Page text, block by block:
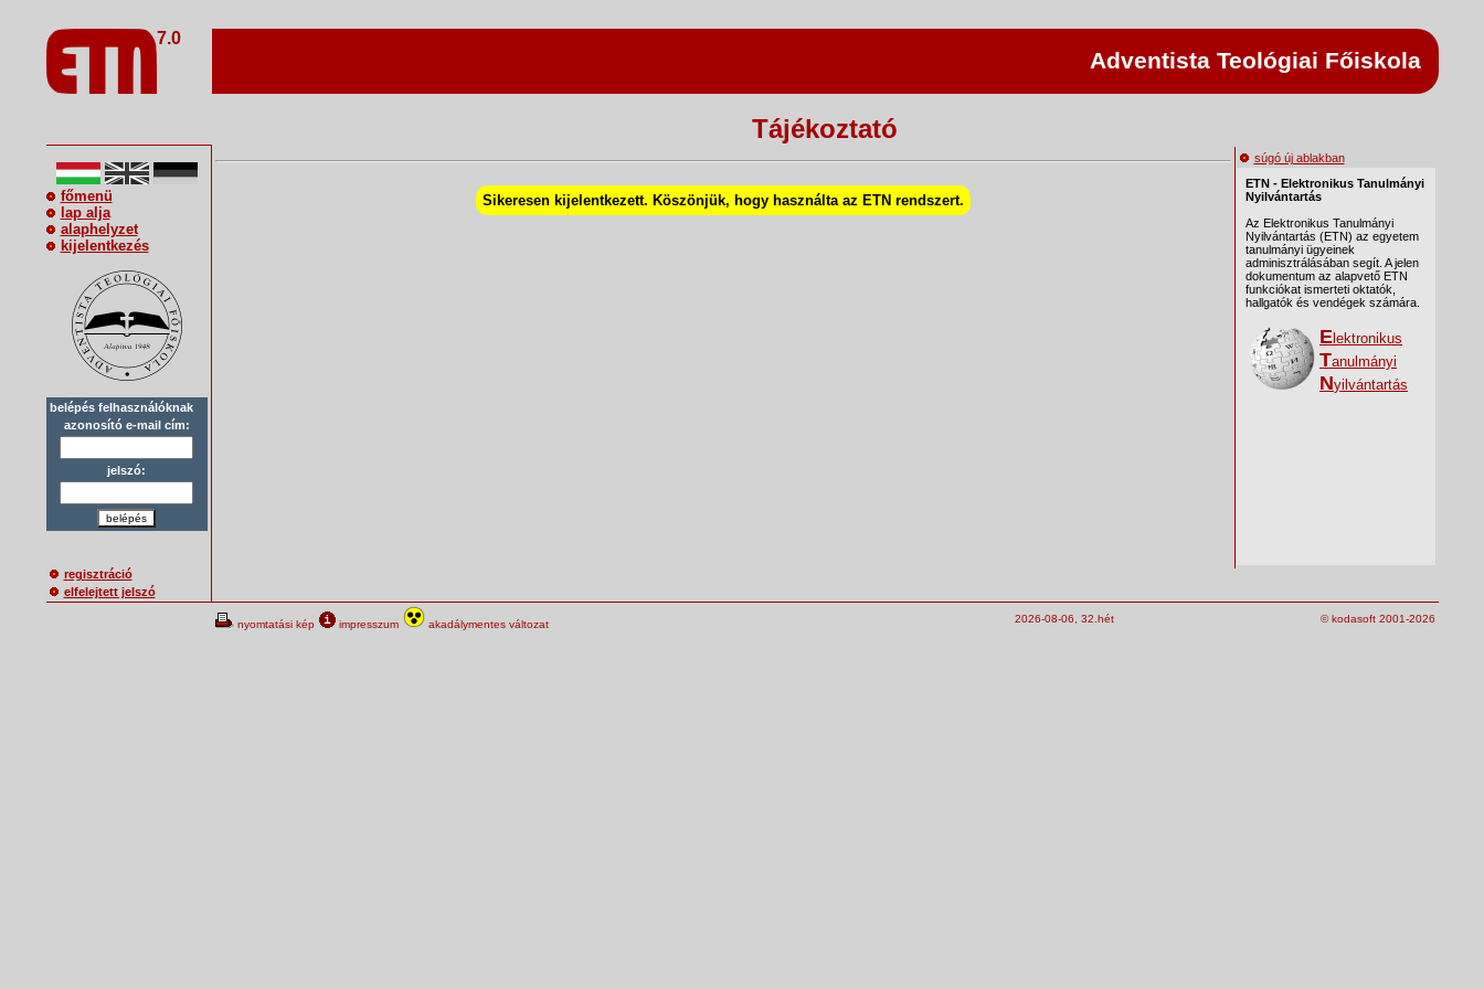
7.0
Adventista Teológiai Főiskola
Tájékoztató
főmenü
lap alja
alaphelyzet
kijelentkezés
belépés felhasználóknak
azonosító e-mail cím:
jelszó:
belépés
regisztráció
elfelejtett jelszó
Sikeresen kijelentkezett. Köszönjük, hogy használta az ETN rendszert.
súgó új ablakban
nyomtatási kép impresszum akadálymentes változat 2026-08-06, 32.hét © kodasoft 2001-2026